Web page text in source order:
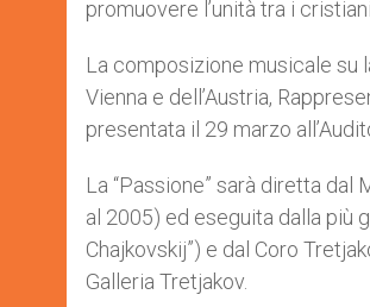
r
promuovere l’unità tra i
La composizione musicale su
Vienna e dell’Austria,
presentata il 29 marzo
La “Passione” sarà diretta
al 2005) ed eseguita dalla più
Chajkovskij”) e dal Coro
Galleria Tretjakov.